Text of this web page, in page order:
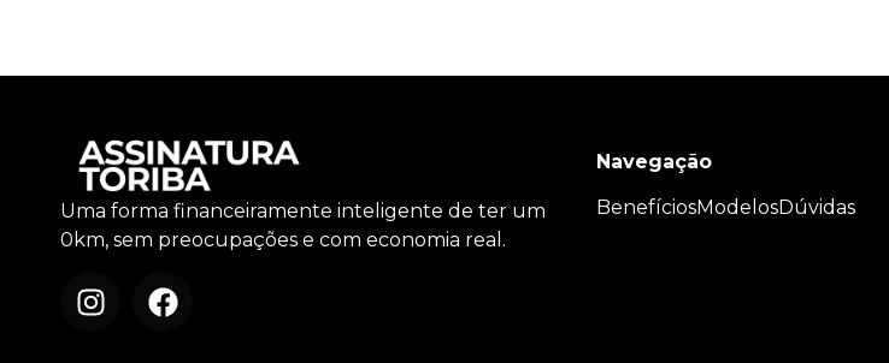
Uma forma financeiramente inteligente de ter um
0km, sem preocupações e com economia real.
Navegação
BenefíciosModelosDúvidas